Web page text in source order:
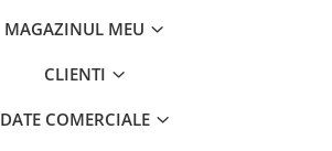
MAGAZINUL MEU
CLIENTI
DATE COMERCIALE